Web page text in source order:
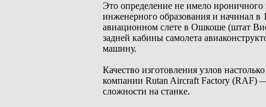
Это определение не имело
инженерного образования и начинал в
авиационном слете в Ошкоше (штат
задней кабины самолета
машину.
Качество изготовления узлов
компании Rutan Aircraft Factory (RAF) —
сложности на станке.